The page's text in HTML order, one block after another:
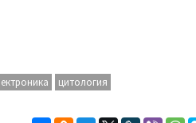
цитология